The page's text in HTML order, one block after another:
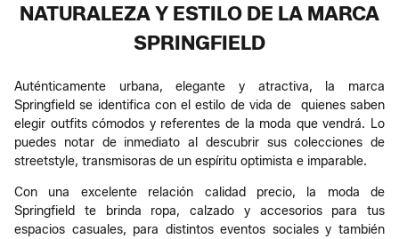
NATURALEZA Y ESTILO DE LA MARCA
SPRINGFIELD
Auténticamente urbana, elegante y atractiva, la marca
Springfield se identifica con el estilo de vida de quienes saben
elegir outfits cómodos y referentes de la moda que vendrá. Lo
puedes notar de inmediato al descubrir sus colecciones de
streetstyle, transmisoras de un espíritu optimista e imparable.
Con una excelente relación calidad precio, la moda de
Springfield te brinda ropa, calzado y accesorios para tus
espacios casuales, para distintos eventos sociales y también